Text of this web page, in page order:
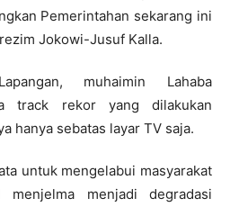
Pemerintahan sekarang ini
Jokowi-Jusuf Kalla.
muhaimin Lahaba
track rekor yang dilakukan
hanya sebatas layar TV saja.
untuk mengelabui masyarakat
menjadi degradasi